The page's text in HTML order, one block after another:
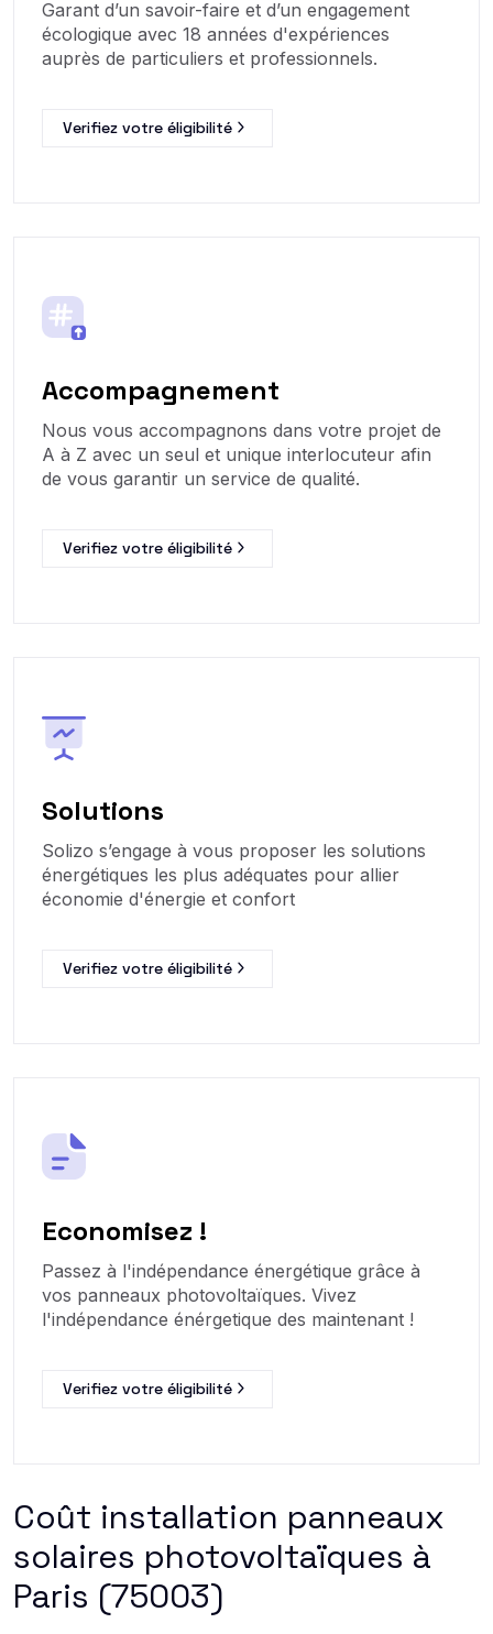
Garant d’un savoir-faire et d’un engagement
écologique avec 18 années d'expériences
auprès de particuliers et professionnels.
Verifiez votre éligibilité
Accompagnement
Nous vous accompagnons dans votre projet de
A à Z avec un seul et unique interlocuteur afin
de vous garantir un service de qualité.
Verifiez votre éligibilité
Solutions
Solizo s’engage à vous proposer les solutions
énergétiques les plus adéquates pour allier
économie d'énergie et confort
Verifiez votre éligibilité
Economisez !
Passez à l'indépendance énergétique grâce à
vos panneaux photovoltaïques. Vivez
l'indépendance énérgetique des maintenant !
Verifiez votre éligibilité
Coût installation panneaux
solaires photovoltaïques à
Paris (75003)